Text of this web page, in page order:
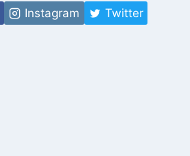
Instagram Twitter